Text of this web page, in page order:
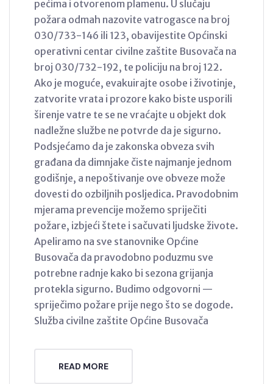
pećima i otvorenom plamenu. U slučaju
požara odmah nazovite vatrogasce na broj
030/733-146 ili 123, obavijestite Općinski
operativni centar civilne zaštite Busovača na
broj 030/732-192, te policiju na broj 122.
Ako je moguće, evakuirajte osobe i životinje,
zatvorite vrata i prozore kako biste usporili
širenje vatre te se ne vraćajte u objekt dok
nadležne službe ne potvrde da je sigurno.
Podsjećamo da je zakonska obveza svih
građana da dimnjake čiste najmanje jednom
godišnje, a nepoštivanje ove obveze može
dovesti do ozbiljnih posljedica. Pravodobnim
mjerama prevencije možemo spriječiti
požare, izbjeći štete i sačuvati ljudske živote.
Apeliramo na sve stanovnike Općine
Busovača da pravodobno poduzmu sve
potrebne radnje kako bi sezona grijanja
protekla sigurno. Budimo odgovorni —
spriječimo požare prije nego što se dogode.
Služba civilne zaštite Općine Busovača
READ MORE